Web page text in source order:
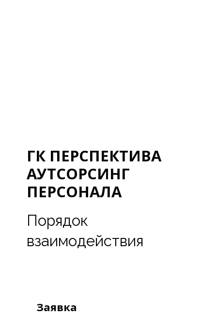
ГК ПЕРСПЕКТИВА
АУТСОРСИНГ
ПЕРСОНАЛА
Порядок
взаимодействия
Заявка